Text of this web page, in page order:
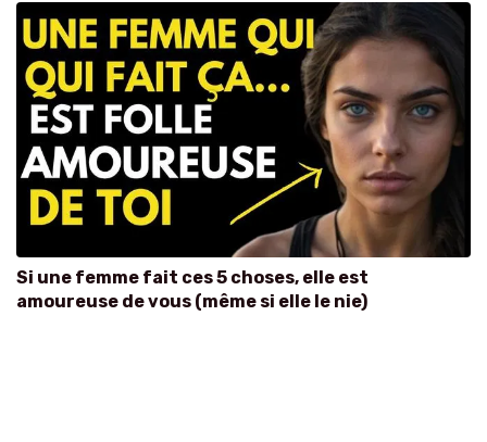
Si une femme fait ces 5 choses, elle est
amoureuse de vous (même si elle le nie)